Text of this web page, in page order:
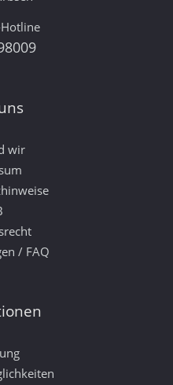
wir
/ FAQ